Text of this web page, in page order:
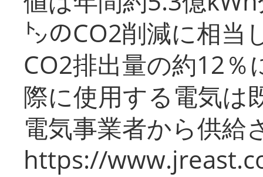
㌧のCO2削減に相当
CO2排出量の約12％
際に使用する電気は
電気事業者から供給
https://